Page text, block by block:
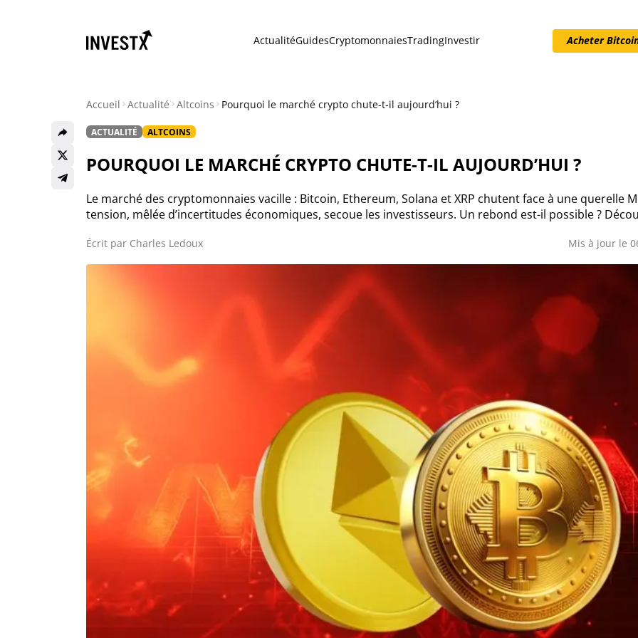
Actualité Bitcoin
Actualité Ethereum
Actualité IA
Guides
Acheter Cryptomonnaies
Prédictions
Cryptomonnaies
Bitcoin (BTC)
Ethereum (ETH)
ActualitéGuidesCryptomonnaiesTradingInvestir Acheter
Accueil Actualité Altcoins Pourquoi le marché crypto chute-t-il aujourd’hui ?
ACTUALITÉ ALTCOINS
POURQUOI LE MARCHÉ CRYPTO CHUTE-T-IL AUJOURD’HUI ?
Le marché des cryptomonnaies vacille : Bitcoin, Ethereum, Solana et XRP chutent face à une querelle
tension, mêlée d’incertitudes économiques, secoue les investisseurs. Un rebond est-il possible ?
Écrit par Charles Ledoux Mis à jour le